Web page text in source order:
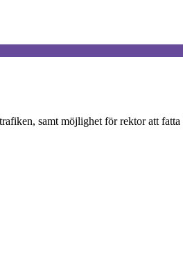
samt möjlighet för rektor att fatta